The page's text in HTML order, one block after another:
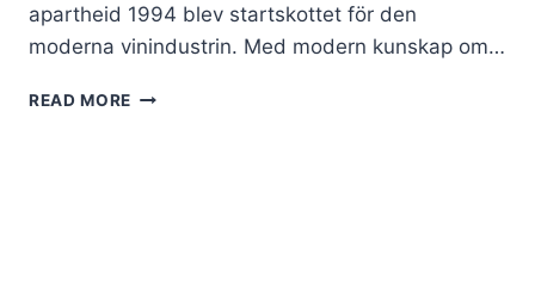
apartheid 1994 blev startskottet för den
moderna vinindustrin. Med modern kunskap om…
READ MORE SYDAFRIKA